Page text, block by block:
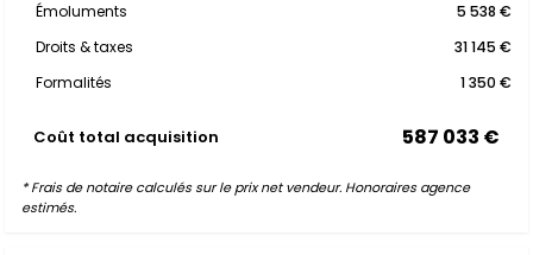
Émoluments
5 538 €
Droits & taxes
31 145 €
Formalités
1 350 €
Coût total acquisition 587 033 €
* Frais de notaire calculés sur le prix net vendeur. Honoraires agence
estimés.